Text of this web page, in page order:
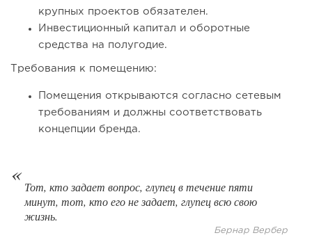
100 0
Франшиза кафе: рейтинг лучших франшиз общепита для
крупных проектов обязателен.
Инвестиционный капитал и оборотные
средства на полугодие.
Требования к помещению:
Помещения открываются согласно сетевым
требованиям и должны соответствовать
концепции бренда.
Тот, кто задает вопрос, глупец в течение пяти
минут, тот, кто его не задает, глупец всю свою
жизнь.
Бернар Вербер